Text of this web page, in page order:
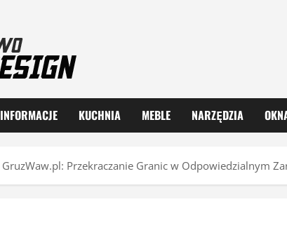
INFORMACJE KUCHNIA MEBLE NARZĘDZIA
GruzWaw.pl: Przekraczanie Granic w Odpowiedzialnym